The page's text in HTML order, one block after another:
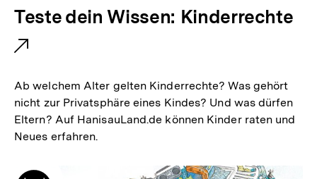
E
x
t
e
r
n
e
Teste dein Wissen: Kinderrechte
Ab welchem Alter gelten Kinderrechte? Was gehört
nicht zur Privatsphäre eines Kindes? Und was dürfen
Eltern? Auf HanisauLand.de können Kinder raten und
Neues erfahren.